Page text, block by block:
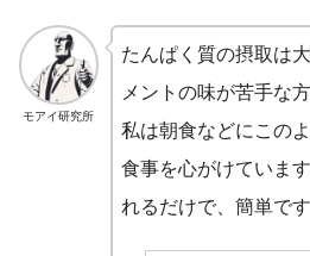
モアイ研究所
たんぱく質の摂取は
メントの味が苦手な
私は朝食などにこの
食事を心がけていま
れるだけで、簡単です